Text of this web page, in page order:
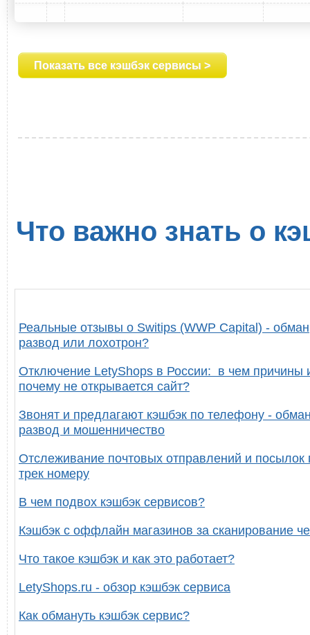
Показать все кэшбэк сервисы >
Что важно знать о
Реальные отзывы о Switips (WWP Capital) -
развод или лохотрон?
Отключение LetyShops в России: в чем причины
почему не открывается сайт?
Звонят и предлагают кэшбэк по телефону -
развод и мошенничество
Отслеживание почтовых отправлений и посылок
трек номеру
В чем подвох кэшбэк сервисов?
Кэшбэк с оффлайн магазинов за сканирование
Что такое кэшбэк и как это работает?
LetyShops.ru - обзор кэшбэк сервиса
Как обмануть кэшбэк сервис?